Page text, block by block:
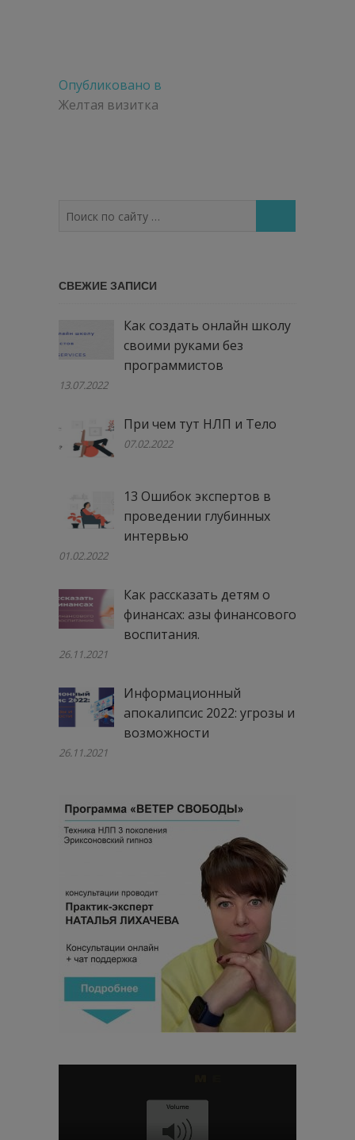
Навигация
по
Опубликовано в
Желтая визитка
по
СВЕЖИЕ ЗАПИСИ
Как создать онлайн школу
своими руками без
программистов
13.07.2022
При чем тут НЛП и Тело
07.02.2022
13 Ошибок экспертов в
проведении глубинных
интервью
01.02.2022
Как рассказать детям о
финансах: азы финансового
воспитания.
26.11.2021
Информационный
апокалипсис 2022: угрозы и
возможности
26.11.2021